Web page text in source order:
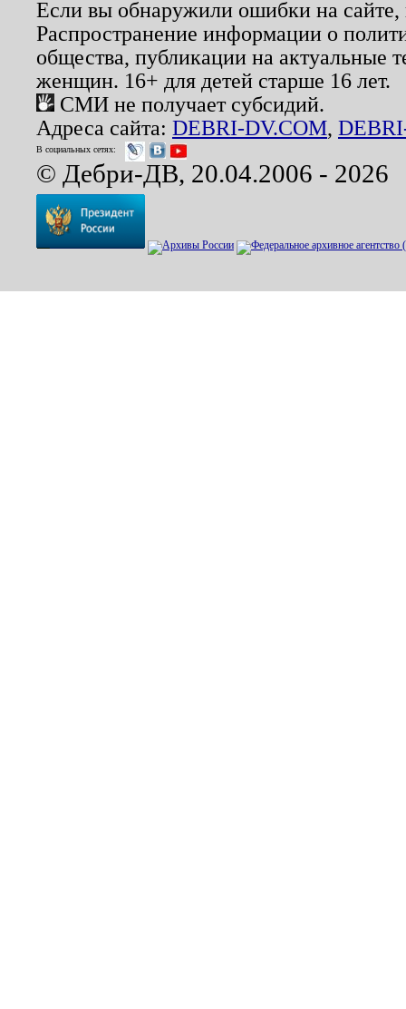
Если вы обнаружили ошибки на
Распространение информации о
общества, публикации на актуальные
женщин. 16+ для детей старше 16 лет.
СМИ не получает субсидий.
Адреса сайта: DEBRI-DV.COM,
В социальных сетях:
© Дебри-ДВ, 20.04.2006 - 2026